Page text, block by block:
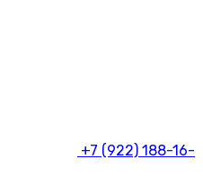
+7 (922) 188-16-